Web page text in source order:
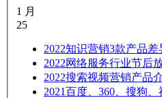
1 月
25
2022知识营销3款产品差
2022网络服务行业节后
2022搜索视频营销产品
2021百度、360、搜狗